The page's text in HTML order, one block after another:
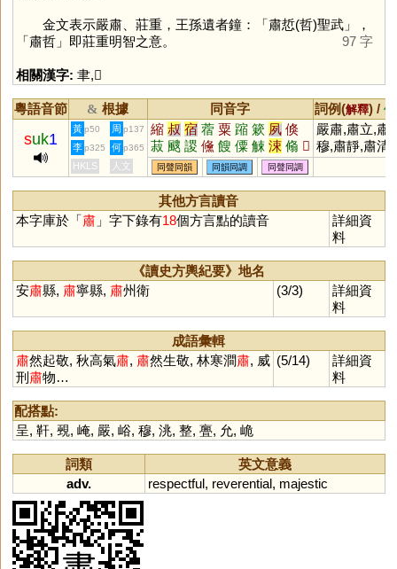
金文表示嚴肅、莊重，王孫遺者鐘：「肅悊(哲)聖武」，
「肅哲」即莊重明智之意。
97 字
相關漢字: 聿,𣶒
粵語音節 & 根據 同音字 詞例(解釋) /
suk1
黃 p50 周 p137 縮 叔 宿 蓿 粟 蹜 簌 夙 倏
菽 颼 謖 儵 餿 僳 觫 涑 翛 𡖊
棴 鎪 蔌 洬 餗 鷫 鱐 驌 玊
摍 鮛 橚 憟 焂 莤 跾 虪 鏼
襩 梀
嚴肅,肅立,肅
穆,肅靜,肅清
李 p325 何 p365
HKLS 人文 同聲同韻 同韻同調 同聲同調
其他方言讀音
本字庫於「肅」字下錄有18個方言點的讀音
詳細資
料
《讀史方輿紀要》地名
安肅縣, 肅寧縣, 肅州衛 (3/3)
詳細資
料
成語彙輯
肅然起敬, 秋高氣肅, 肅然生敬, 林寒澗肅, 威
刑肅物…
(5/14)
詳細資
料
配搭點:
呈, 靬, 覡, 崦, 嚴, 峪, 穆, 洮, 整, 亹, 允, 峗
詞類
英文意義
adv.
respectful, reverential, majestic